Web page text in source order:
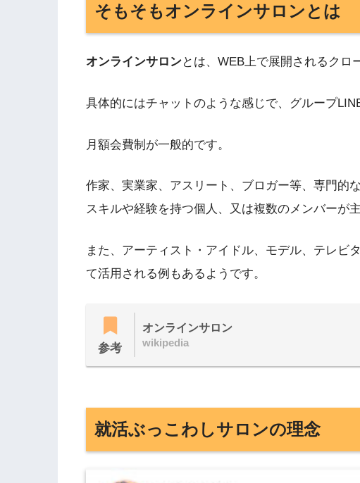
そもそもオンラインサロンとは
オンラインサロンとは、WEB上で展開されるクロ
具体的にはチャットのような感じで、グループ
月額会費制が一般的です。
作家、実業家、アスリート、ブロガー等、専門的
スキルや経験を持つ個人、又は複数のメンバーが
また、アーティスト・アイドル、モデル、テレビ
て活用される例もあるようです。
参考
オンラインサロン
wikipedia
就活ぶっこわしサロンの理念